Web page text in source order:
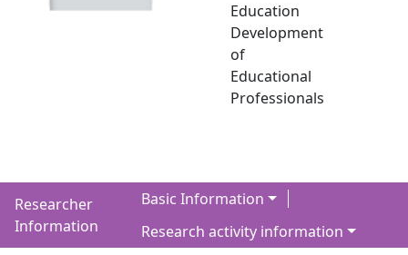
Education
Development
of
Educational
Professionals
Researcher
Information
Basic Information
Research activity information